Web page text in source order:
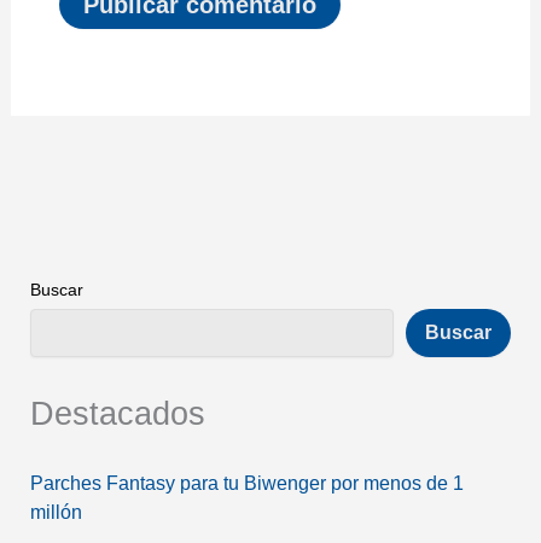
Buscar
Buscar
Destacados
Parches Fantasy para tu Biwenger por menos de 1
millón